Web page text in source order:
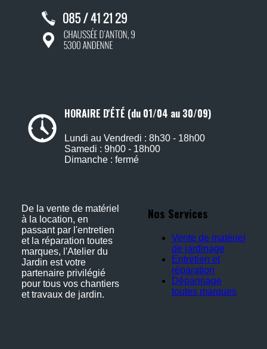
HORAIRE D'ÉTÉ (du 01/04 au 30/09)
Lundi au Vendredi : 8h30 - 18h00
Samedi : 9h00 - 18h00
Dimanche : fermé
De la vente de matériel
à la location, en
passant par l'entretien
et la réparation toutes
marques, l'Atelier du
Jardin est votre
partenaire privilégié
pour tous vos chantiers
et travaux de jardin.
Nos Services
Vente de matériel
de jardinage
Entretien et
réparation
Dépannage
toutes marques